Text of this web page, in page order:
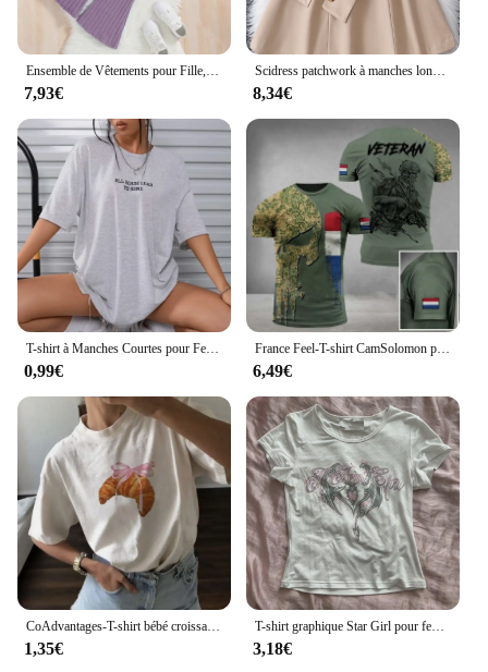
Ensemble de Vêtements pour Fille, Haut Court à Manches sulf, Coupe artificiel astique, Style FjCasual, 03 Tenues, Printemps Automne
7,93€
Scidress patchwork à manches longues pour filles, bouton à revers
8,34€
T-shirt à Manches Courtes pour Femme, Vêtement Décontracté, Surdimensionné, à la Mode
0,99€
France Feel-T-shirt CamSolomon pour Homme, T-shirt à Manches Courtes, Emblème Militaire, GerCamo Imprimé, Vétéran de l'Armée, Skip, Y-3D
6,49€
CoAdvantages-T-shirt bébé croissant avec nœud ruban rose imprimé pour femme, vêtements de style carillon, mignon, décontracté, été
1,35€
T-shirt graphique Star Girl pour femmes, vêtements esthétiques, t-shirts gothiques, vêtements vintage des années 90, Y2K, Y-Goth
3,18€